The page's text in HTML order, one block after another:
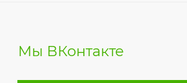
Мы ВКонтакте